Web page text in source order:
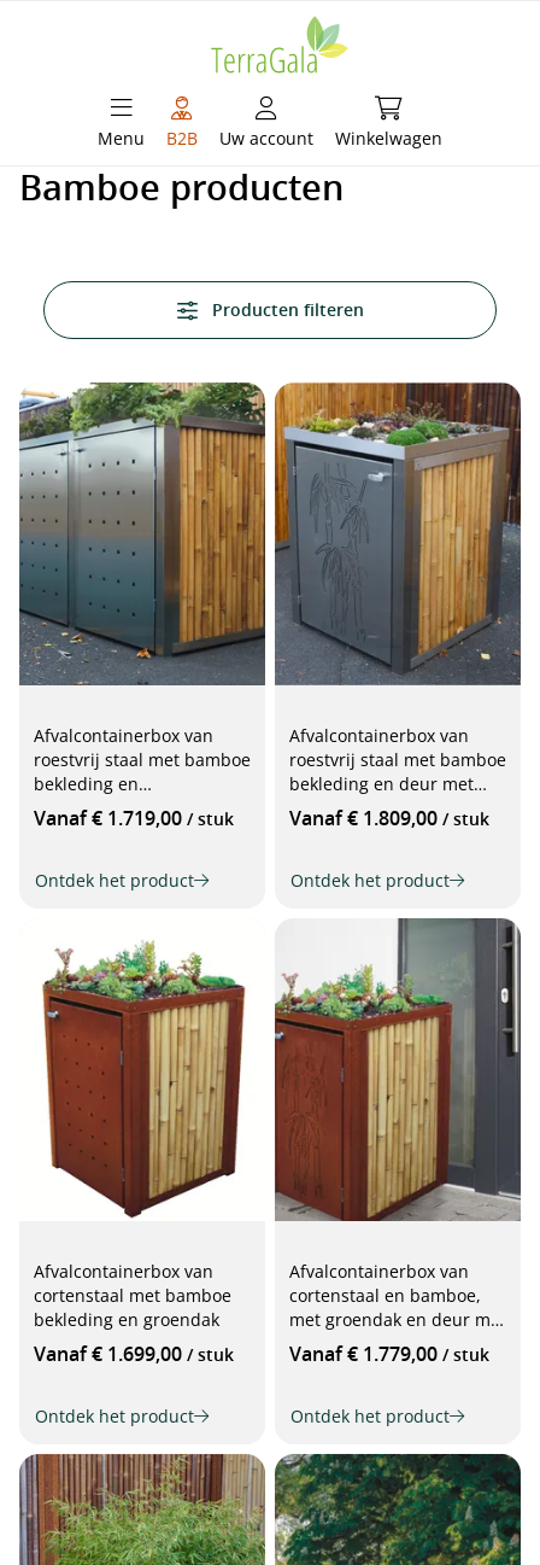
Menu B2B Uw account Winkelwagen
Winkelwagen
Bamboe producten
Producten filteren
Afvalcontainerbox van
roestvrij staal met bamboe
bekleding en
geperforeerde plaatdeur
Vanaf € 1.719,00 / stuk
Ontdek het product
Afvalcontainerbox van
roestvrij staal met bamboe
bekleding en deur met
motief
Vanaf € 1.809,00 / stuk
Ontdek het product
Afvalcontainerbox van
cortenstaal met bamboe
bekleding en groendak
Vanaf € 1.699,00 / stuk
Ontdek het product
Afvalcontainerbox van
cortenstaal en bamboe,
met groendak en deur met
motief
Vanaf € 1.779,00 / stuk
Ontdek het product